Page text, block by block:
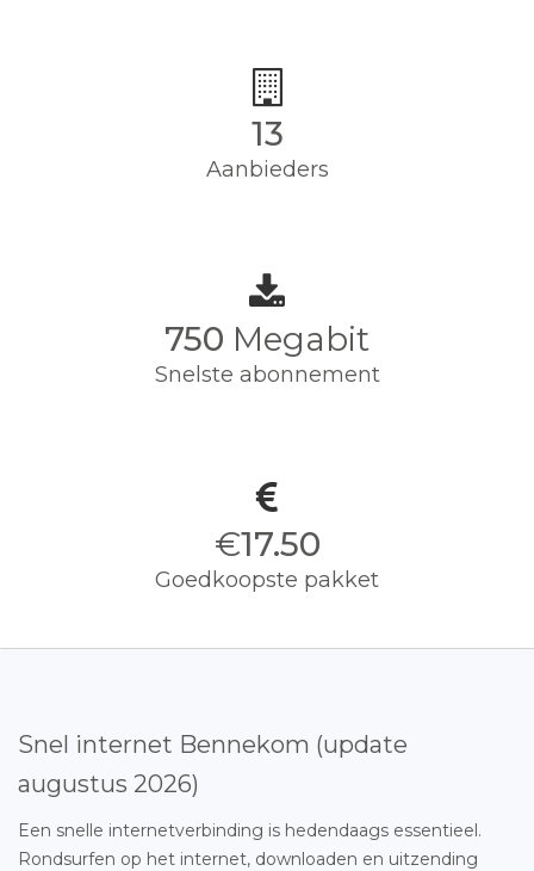
13
Aanbieders
750 Megabit
Snelste abonnement
€17.50
Goedkoopste pakket
Snel internet Bennekom (update
augustus 2026)
Een snelle internetverbinding is hedendaags essentieel.
Rondsurfen op het internet, downloaden en uitzending